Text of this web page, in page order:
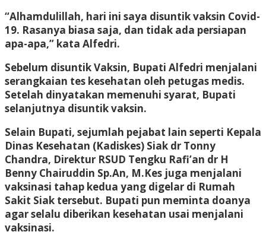
“Alhamdulillah, hari ini saya disuntik vaksin Covid-
19. Rasanya biasa saja, dan tidak ada persiapan
apa-apa,” kata Alfedri.
Sebelum disuntik Vaksin, Bupati Alfedri menjalani
serangkaian tes kesehatan oleh petugas medis.
Setelah dinyatakan memenuhi syarat, Bupati
selanjutnya disuntik vaksin.
Selain Bupati, sejumlah pejabat lain seperti Kepala
Dinas Kesehatan (Kadiskes) Siak dr Tonny
Chandra, Direktur RSUD Tengku Rafi’an dr H
Benny Chairuddin Sp.An, M.Kes juga menjalani
vaksinasi tahap kedua yang digelar di Rumah
Sakit Siak tersebut. Bupati pun meminta doanya
agar selalu diberikan kesehatan usai menjalani
vaksinasi.